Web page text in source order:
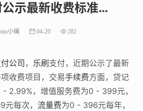
示最新收费标准…
小编 04-20 282
公司 ， 乐刷 支付，近期公示了最新
收费项目，交易手续费方面，贷记
- 2.99%，增值服务费为0 - 399元，
每次， 流量费为0 - 396元每年，